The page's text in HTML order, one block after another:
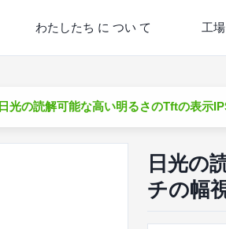
わたしたち に つい て 工
日光の読解可能な高い明るさのTftの表示
日光の
チの幅